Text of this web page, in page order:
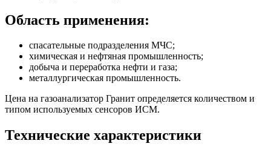
Область применения:
спасательные подразделения МЧС;
химическая и нефтяная промышленность;
добыча и переработка нефти и газа;
металлургическая промышленность.
Цена на газоанализатор Гранит определяется количеством и
типом используемых сенсоров ИСМ.
Технические характеристики